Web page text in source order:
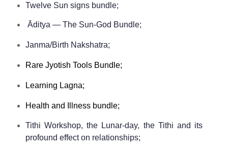
Twelve Sun signs bundle;
Āditya — The Sun-God Bundle;
Janma/Birth Nakshatra;
Rare Jyotish Tools Bundle;
Learning Lagna;
Health and Illness bundle;
Tithi Workshop, the Lunar-day, the Tithi and its
profound effect on relationships;